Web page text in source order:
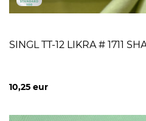
SINGL TT-12 LIKRA # 1711
10,25 eur